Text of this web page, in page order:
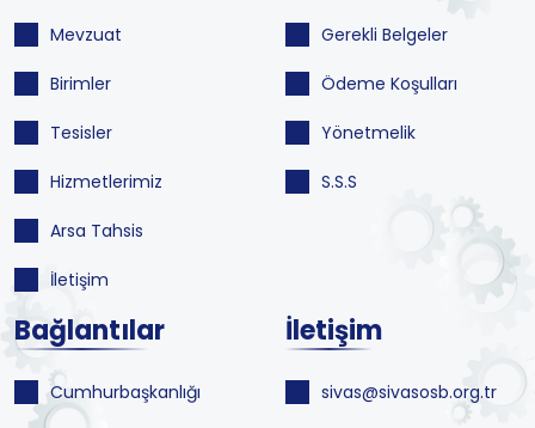
Mevzuat
Birimler
Tesisler
Hizmetlerimiz
Arsa Tahsis
İletişim
Gerekli Belgeler
Ödeme Koşulları
Yönetmelik
S.S.S
Bağlantılar
Cumhurbaşkanlığı
İletişim
sivas@sivasosb.org.tr